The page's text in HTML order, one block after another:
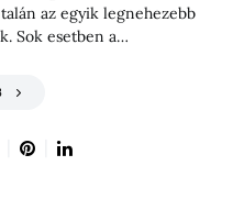
az egyik legnehezebb
Sok esetben a…